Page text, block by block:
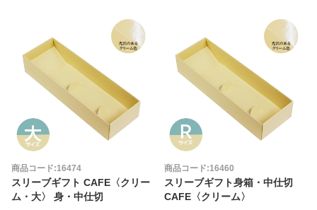
商品コード:16474
スリーブギフト CAFE〈クリー
ム・大〉 身・中仕切
商品コード:16460
スリーブギフト身箱・中仕切
CAFE〈クリーム〉